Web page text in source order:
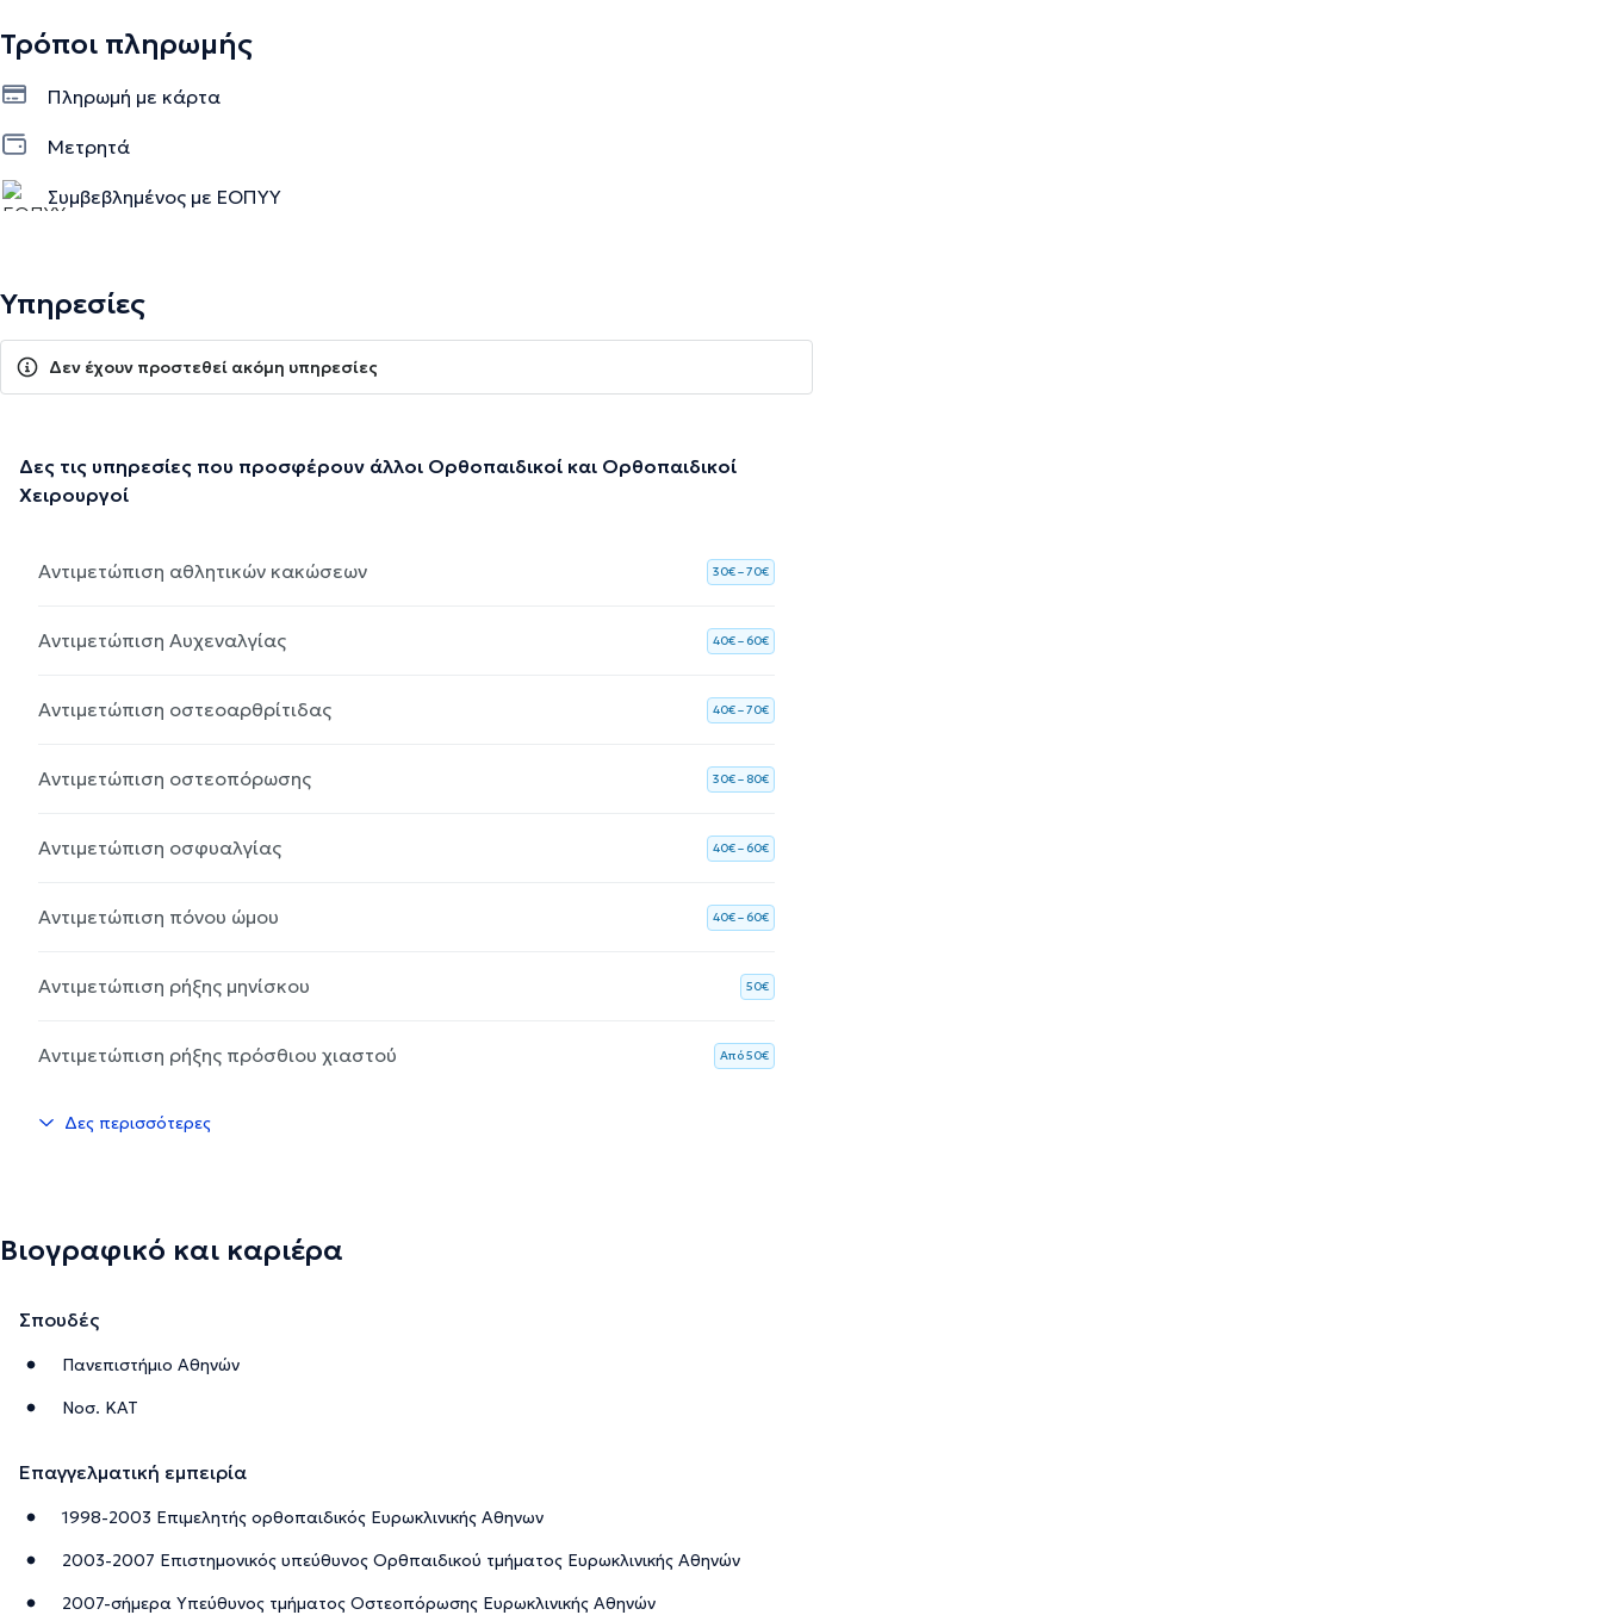
Τρόποι πληρωμής
Πληρωμή με κάρτα
Μετρητά
Συμβεβλημένος με ΕΟΠΥΥ
Υπηρεσίες
Δεν έχουν προστεθεί ακόμη υπηρεσίες
Δες τις υπηρεσίες που προσφέρουν άλλοι Ορθοπαιδικοί και Ορθοπαιδικοί
Χειρουργοί
Αντιμετώπιση αθλητικών κακώσεων 30€ – 70€
Αντιμετώπιση Αυχεναλγίας 40€ – 60€
Αντιμετώπιση οστεοαρθρίτιδας 40€ – 70€
Αντιμετώπιση οστεοπόρωσης 30€ – 80€
Αντιμετώπιση οσφυαλγίας 40€ – 60€
Αντιμετώπιση πόνου ώμου 40€ – 60€
Αντιμετώπιση ρήξης μηνίσκου 50€
Αντιμετώπιση ρήξης πρόσθιου χιαστού Aπό 50€
Δες περισσότερες
Βιογραφικό και καριέρα
Σπουδές
Πανεπιστήμιο Αθηνών
Νοσ. ΚΑΤ
Επαγγελματική εμπειρία
1998-2003 Επιμελητής ορθοπαιδικός Ευρωκλινικής Αθηνων
2003-2007 Επιστημονικός υπεύθυνος Ορθπαιδικού τμήματος Ευρωκλινικής Αθηνών
2007-σήμερα Υπεύθυνος τμήματος Οστεοπόρωσης Ευρωκλινικής Αθηνών